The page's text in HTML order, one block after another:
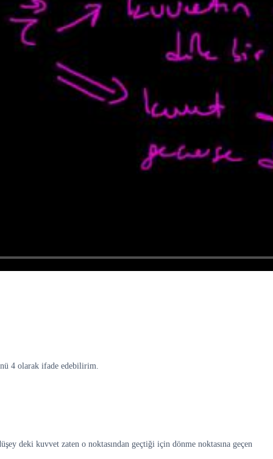
4 olarak ifade edebilirim.
deki kuvvet zaten o noktasından geçtiği için dönme noktasına geçen